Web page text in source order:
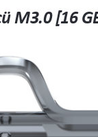
M3.0 [16